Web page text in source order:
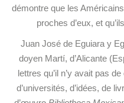
démontre que les
proches d’eux, et
Juan José de Eguiara y
doyen Martí, d’Alicante
lettres qu’il n’y avait pas
d’universités, d’idées, de